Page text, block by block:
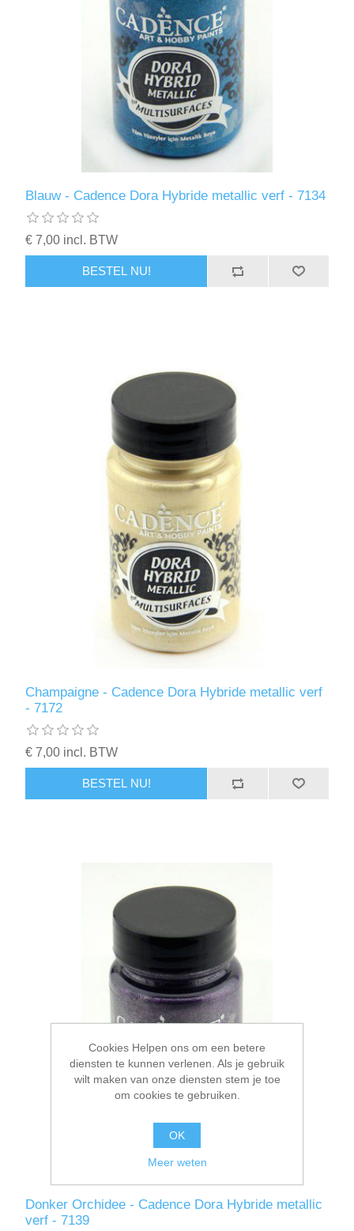
Blauw - Cadence Dora Hybride metallic verf - 7134
€ 7,00 incl. BTW
BESTEL NU!
Champaigne - Cadence Dora Hybride metallic verf
- 7172
€ 7,00 incl. BTW
BESTEL NU!
Donker Orchidee - Cadence Dora Hybride metallic
verf - 7139
Cookies Helpen ons om een betere
diensten te kunnen verlenen. Als je gebruik
wilt maken van onze diensten stem je toe
om cookies te gebruiken.
OK
Meer weten